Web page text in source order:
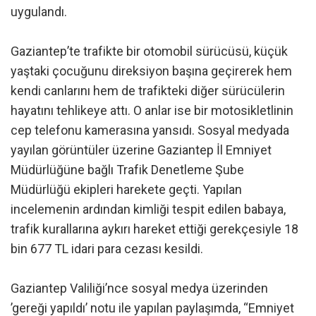
uygulandı.
Gaziantep’te trafikte bir otomobil sürücüsü, küçük
yaştaki çocuğunu direksiyon başına geçirerek hem
kendi canlarını hem de trafikteki diğer sürücülerin
hayatını tehlikeye attı. O anlar ise bir motosikletlinin
cep telefonu kamerasına yansıdı. Sosyal medyada
yayılan görüntüler üzerine Gaziantep İl Emniyet
Müdürlüğüne bağlı Trafik Denetleme Şube
Müdürlüğü ekipleri harekete geçti. Yapılan
incelemenin ardından kimliği tespit edilen babaya,
trafik kurallarına aykırı hareket ettiği gerekçesiyle 18
bin 677 TL idari para cezası kesildi.
Gaziantep Valiliği’nce sosyal medya üzerinden
’gereği yapıldı’ notu ile yapılan paylaşımda, “Emniyet